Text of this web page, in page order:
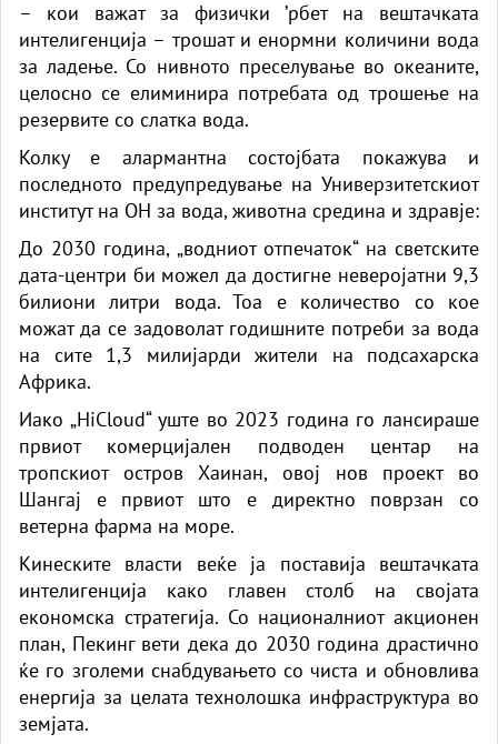
– кои важат за физички ’рбет на вештачката
интелигенција – трошат и енормни количини вода
за ладење. Со нивното преселување во океаните,
целосно се елиминира потребата од трошење на
резервите со слатка вода.
Колку е алармантна состојбата покажува и
последното предупредување на Универзитетскиот
институт на ОН за вода, животна средина и здравје:
До 2030 година, „водниот отпечаток“ на светските
дата-центри би можел да достигне неверојатни 9,3
билиони литри вода. Тоа е количество со кое
можат да се задоволат годишните потреби за вода
на сите 1,3 милијарди жители на подсахарска
Африка.
Иако „HiCloud“ уште во 2023 година го лансираше
првиот комерцијален подводен центар на
тропскиот остров Хаинан, овој нов проект во
Шангај е првиот што е директно поврзан со
ветерна фарма на море.
Кинеските власти веќе ја поставија вештачката
интелигенција како главен столб на својата
економска стратегија. Со националниот акционен
план, Пекинг вети дека до 2030 година драстично
ќе го зголеми снабдувањето со чиста и обновлива
енергија за целата технолошка инфраструктура во
земјата.